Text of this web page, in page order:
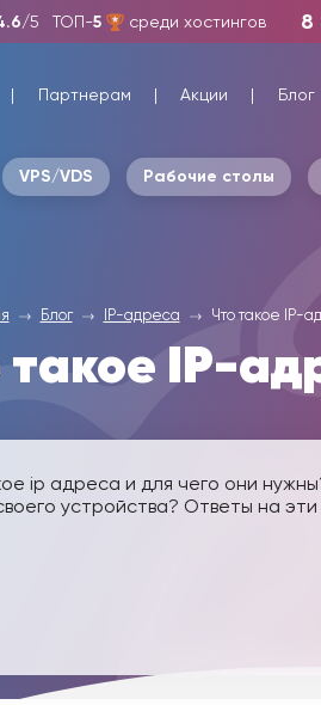
/5 ТОП-5 среди хостингов 8
Партнерам Акции Блог
VPS/VDS Рабочие столы
Блог IP-адреса Что такое IP-
такое IP-
ip адреса и для чего они
устройства? Ответы на